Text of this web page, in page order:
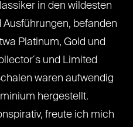
in den wildesten
befanden
Platinum, Gold und
und Limited
waren aufwendig
hergestellt.
freute ich mich